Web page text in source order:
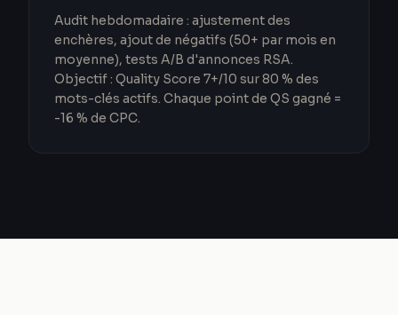
Audit hebdomadaire : ajustement des
enchères, ajout de négatifs (50+ par mois en
moyenne), tests A/B d'annonces RSA.
Objectif : Quality Score 7+/10 sur 80 % des
mots-clés actifs. Chaque point de QS gagné =
-16 % de CPC.